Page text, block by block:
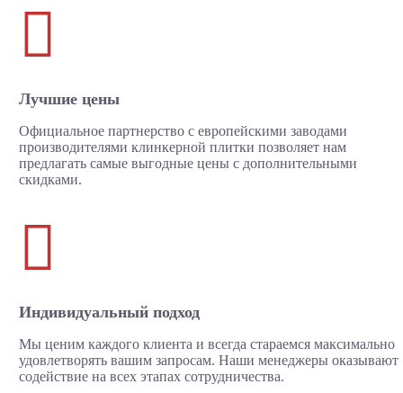

Лучшие цены
Официальное партнерство с европейскими заводами
производителями клинкерной плитки позволяет нам
предлагать самые выгодные цены с дополнительными
скидками.

Индивидуальный подход
Мы ценим каждого клиента и всегда стараемся максимально
удовлетворять вашим запросам. Наши менеджеры оказывают
содействие на всех этапах сотрудничества.